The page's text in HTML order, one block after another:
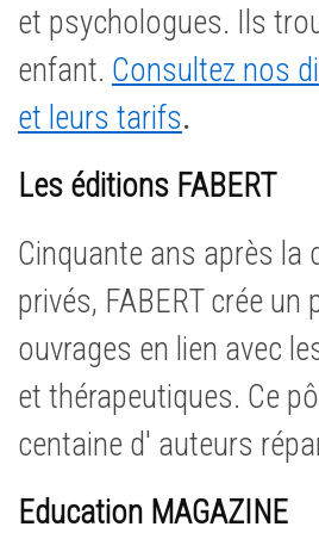
et psychologues. Ils
enfant. Consultez nos
et leurs tarifs.
Les éditions FABERT
Cinquante ans après la
privés, FABERT crée
ouvrages en lien avec
et thérapeutiques. Ce
centaine d' auteurs
Education MAGAZINE